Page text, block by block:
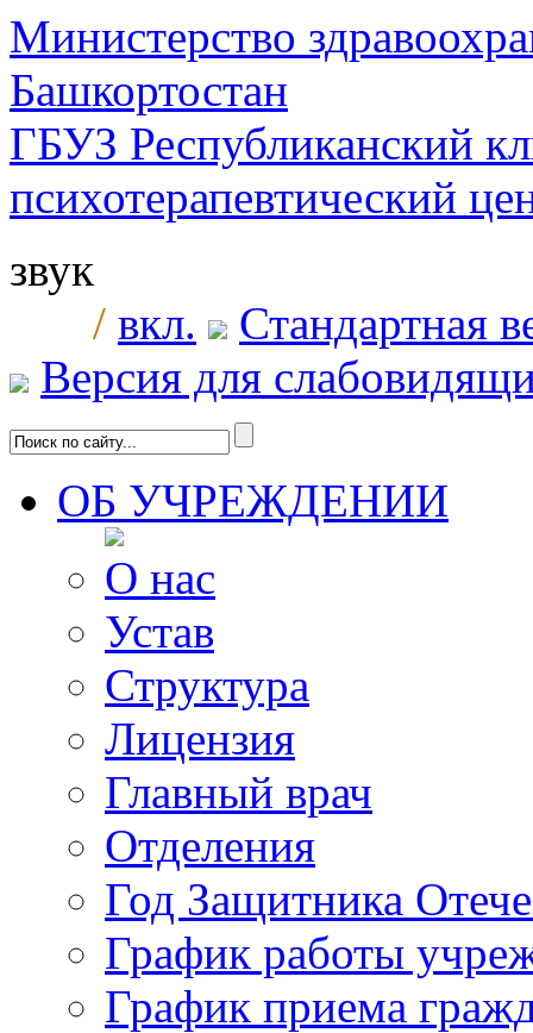
Министерство
Башкортостан
ГБУЗ Республиканский
психотерапевтический
звук
/ вкл.
Стандартная
Версия для
ОБ УЧРЕЖДЕНИИ
О нас
Устав
Структура
Лицензия
Главный врач
Отделения
Год Защитника
График работы
График приема